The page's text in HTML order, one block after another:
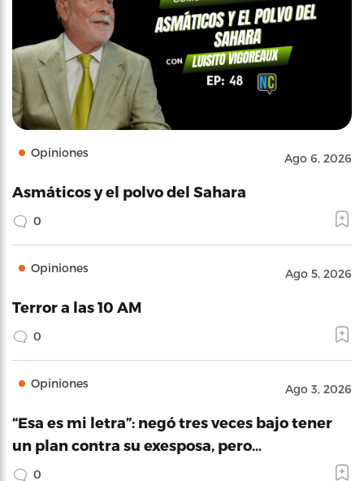
Opiniones Ago 6, 2026
Asmáticos y el polvo del Sahara
0
Opiniones Ago 5, 2026
Terror a las 10 AM
0
Opiniones Ago 3, 2026
“Esa es mi letra”: negó tres veces bajo tener
un plan contra su exesposa, pero…
0